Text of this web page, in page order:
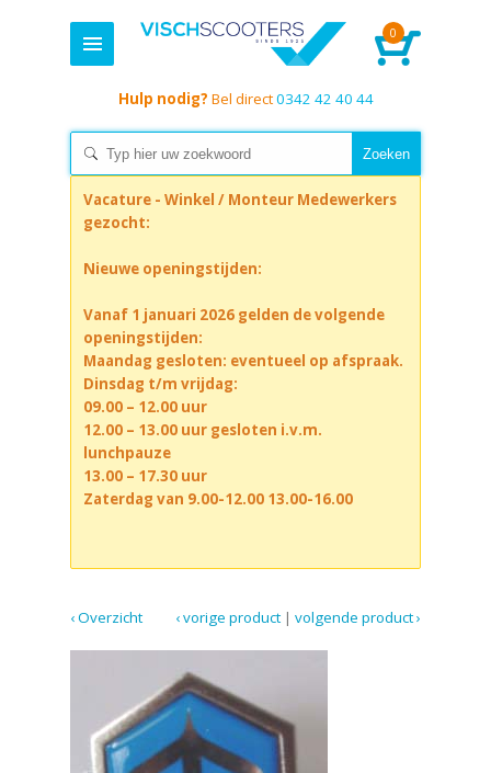
0
Hulp nodig? Bel direct0342 42 40 44
Vacature - Winkel / Monteur Medewerkers
gezocht:
Nieuwe openingstijden:
Vanaf 1 januari 2026 gelden de volgende
openingstijden:
Maandag gesloten: eventueel op afspraak.
Dinsdag t/m vrijdag:
09.00 – 12.00 uur
12.00 – 13.00 uur gesloten i.v.m.
lunchpauze
13.00 – 17.30 uur
Zaterdag van 9.00-12.00 13.00-16.00
‹ Overzicht volgende product ›
|
‹ vorige product